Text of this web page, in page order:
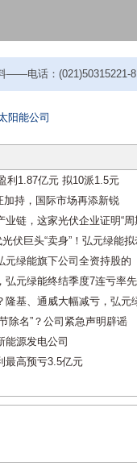
——电话：(021)50315221-
阳能公司
利1.87亿元 拟10派1.5元
加持，国际市场再添新锐
业链，这家光伏企业证明“周
伏巨头“卖身”！弘元绿能
元绿能旗下公司全资持股的
弘元绿能终结季度7连亏率
隆基、通威大幅减亏，弘元
除名”？公司紧急声明辟谣
能源发电公司
最高预亏3.5亿元